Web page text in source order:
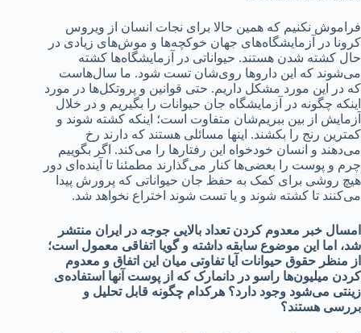
فراموش نکنیم که همین حالا برای نجات انسان از ویروس
کرونا در آزمایشگاه‌های جهان خوکچه‌ها و موش‌های زیادی در
حال کشته شدن هستند. حیواناتی در آزمایشگاه‌ها کشته
می‌شوند که این داروها روی‌شان تست شود. ما سال‌هاست
که در این مورد مشکل داریم. حتی قوانین و پروتکل‌ها در مورد
اینکه چگونه در آزمایشگاه جان حیوانات را بگیریم و در خلال
آزمایش از بین ببریم‌شان متفاوت است؛ اینکه کشته شوند و
کمترین رنج را بکشند. اینها مسائلی هستند که دارند رخ
می‌دهند و انسان خودخواه این رفتارها را می‌کند. اگر بگوییم
چرم و پوست را بعضی‌ها کنار می‌گذارند مطمئنا تا آینده‌ای دور
هیچ روشی برای کمک به حفظ جان حیواناتی که پرورش پیدا
می‌کنند تا کشته شوند و یا تست شوند اختراع نخواهد شد.
امسال خبر معدوم کردن تعداد بالایی جوجه در ایران منتشر
شد، اما این موضوع سابقه داشته و گویا اتفاقی معمول است؛
از منظر حقوق حیوانات آیا تفاوتی میان این اتفاق و معدوم
کردن میلیون‌ها راسو در دانمارک که از پوست آنها استفاده‌ی
زینتی می‌شود وجود دارد؟ هرکدام چگونه قابل تحلیل و
بررسی هستند؟